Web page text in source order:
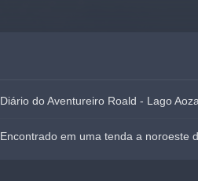
Diário do Aventureiro Roald - Lago
Encontrado em uma tenda a noroeste